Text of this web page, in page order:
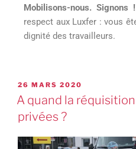
Mobilisons-nous. Signons
respect aux Luxfer : vous
dignité des travailleurs.
26 MARS 2020
A quand la
privées ?